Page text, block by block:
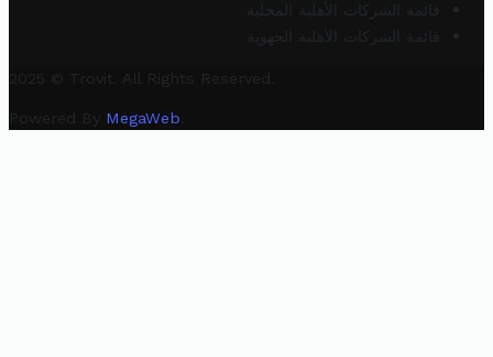
قائمة الشركات الأهلية المحلية
قائمة الشركات الأهلية الجهوية
2025 © Trovit. All Rights Reserved.
Powered By MegaWeb